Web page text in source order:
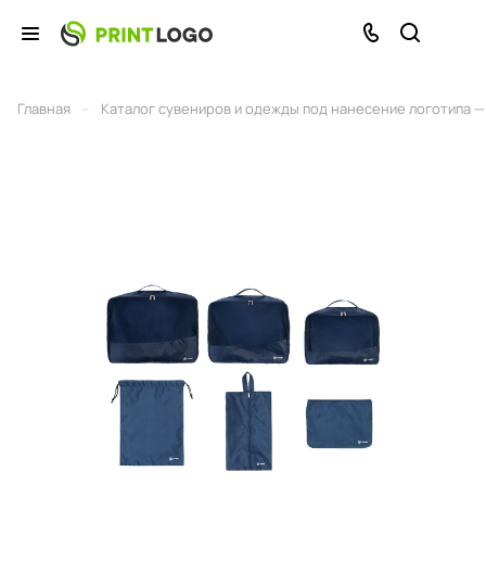
Главная Каталог сувениров и одежды под нанесение логотипа